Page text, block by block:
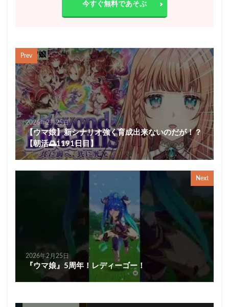
今すぐ無料であそぶ
Prev
2026年2月25日
【ウマ娘】新シナリオ強く育成出来ないのだが！？
【朝活🌅1191日目】
Next
2026年2月25日
『ウマ娘』5周年！レディーゴー！